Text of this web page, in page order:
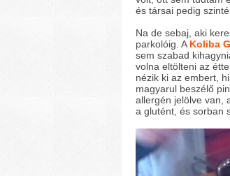
és társai pedig
Na de sebaj, aki
parkolóig. A Koliba
sem szabad
volna eltölteni az
nézik ki az embert,
magyarul beszélő
allergén jelölve van,
a glutént, és sorban